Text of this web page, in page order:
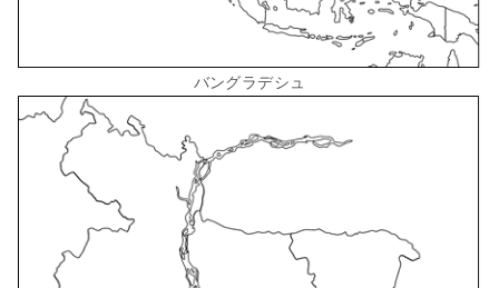
バングラデシュ